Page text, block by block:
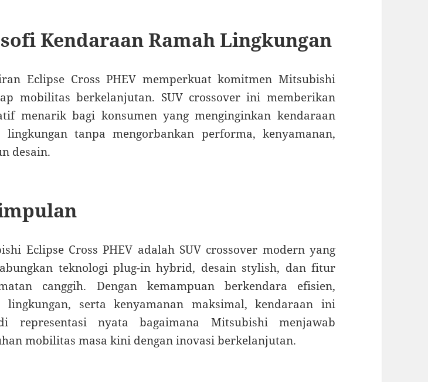
Kendaraan Ramah Lingkungan
Eclipse Cross PHEV memperkuat komitmen Mitsubishi
mobilitas berkelanjutan. SUV crossover ini memberikan
menarik bagi konsumen yang menginginkan kendaraan
lingkungan tanpa mengorbankan performa, kenyamanan,
desain.
Eclipse Cross PHEV adalah SUV crossover modern yang
teknologi plug-in hybrid, desain stylish, dan fitur
canggih. Dengan kemampuan berkendara efisien,
lingkungan, serta kenyamanan maksimal, kendaraan ini
representasi nyata bagaimana Mitsubishi menjawab
mobilitas masa kini dengan inovasi berkelanjutan.